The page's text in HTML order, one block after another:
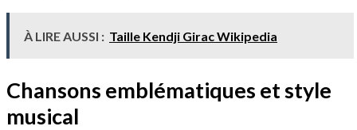
À LIRE AUSSI : Taille Kendji Girac Wikipedia
Chansons emblématiques et style
musical